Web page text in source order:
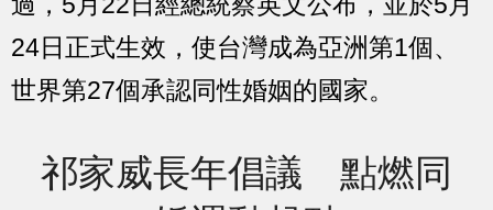
24日正式生效，使台灣成為亞洲第1個、
世界第27個承認同性婚姻的國家。
祁家威長年倡議 點燃同